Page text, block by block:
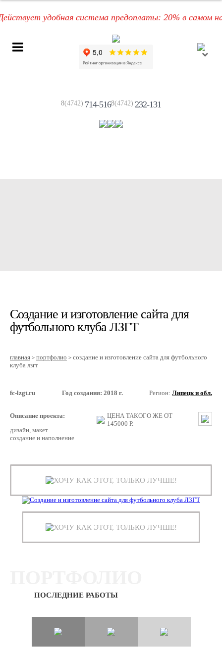
удобная система предоплаты: 20% в самом
8(4742) 714-5168(4742) 232-131
Создание и изготовление сайта для
футбольного клуба ЛЗГТ
главная > портфолио > создание и изготовление сайта для футбольного
клуба лзгт
fc-lzgt.ru Год создания: 2018 г. Регион: Липецк и обл.
Описание проекта:
дизайн, макет
создание и наполнение
ЦЕНА ТАКОГО ЖЕ ОТ
145000 Р.
ХОЧУ КАК ЭТОТ, ТОЛЬКО ЛУЧШЕ!
ХОЧУ КАК ЭТОТ, ТОЛЬКО ЛУЧШЕ!
ПОСЛЕДНИЕ РАБОТЫ